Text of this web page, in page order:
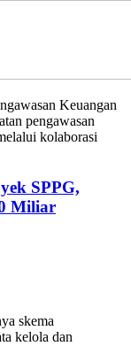
Keuangan
pengawasan
kolaborasi
SPPG,
Miliar
skema
kelola dan